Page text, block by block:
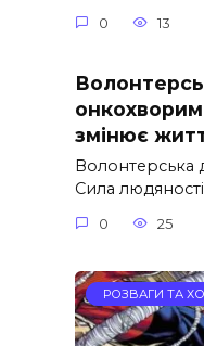
0 13
змінює
Сила
0 25
РОЗВАГИ ТА